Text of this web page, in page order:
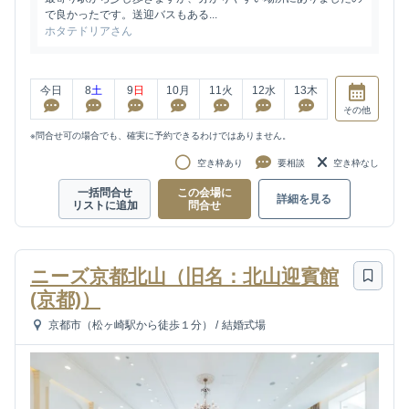
で良かったです。送迎バスもある...
ホタテドリアさん
今日 8土 9 日 10月 11 火 12水 13木
その他
※問合せ可の場合でも、確実に予約できるわけではありません。
空き枠あり 要相談 空き枠なし
一括問合せ
リストに追加
この会場に
問合せ
詳細を見る
ニーズ京都北山（旧名：北山迎賓館
(京都)）
京都市（松ヶ崎駅から徒歩１分） / 結婚式場